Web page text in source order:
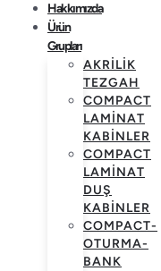
Hakkımızda
Ürün
Grupları
AKRILIK
TEZGAH
COMPACT
LAMINAT
KABINLER
COMPACT
LAMINAT
DUŞ
KABINLER
COMPACT-
OTURMA-
BANK